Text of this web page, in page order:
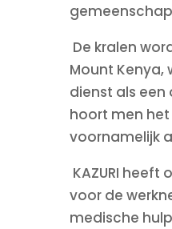
De kralen
Mount
dienst als
hoort men
voornamelijk
KAZURI
voor de
medische